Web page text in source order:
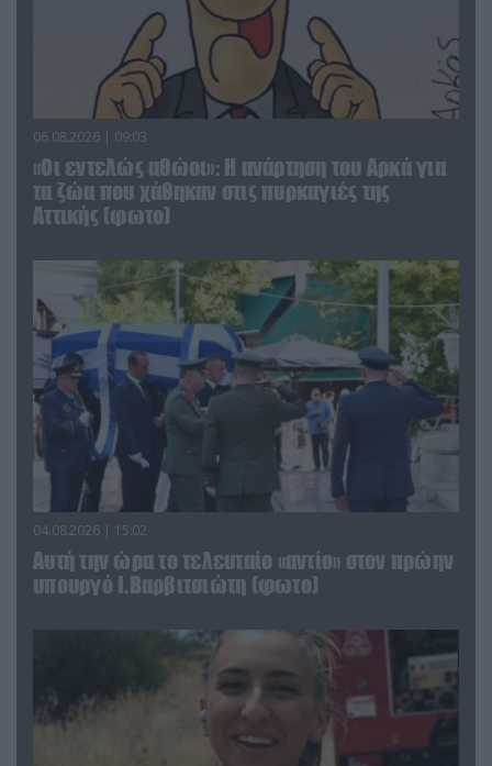
06.08.2026 | 09:03
«Οι εντελώς αθώοι»: Η ανάρτηση του Αρκά για
τα ζώα που χάθηκαν στις πυρκαγιές της
Αττικής (φωτο)
04.08.2026 | 15:02
Αυτή την ώρα το τελευταίο «αντίο» στον πρώην
υπουργό Ι.Βαρβιτσιώτη (φωτο)